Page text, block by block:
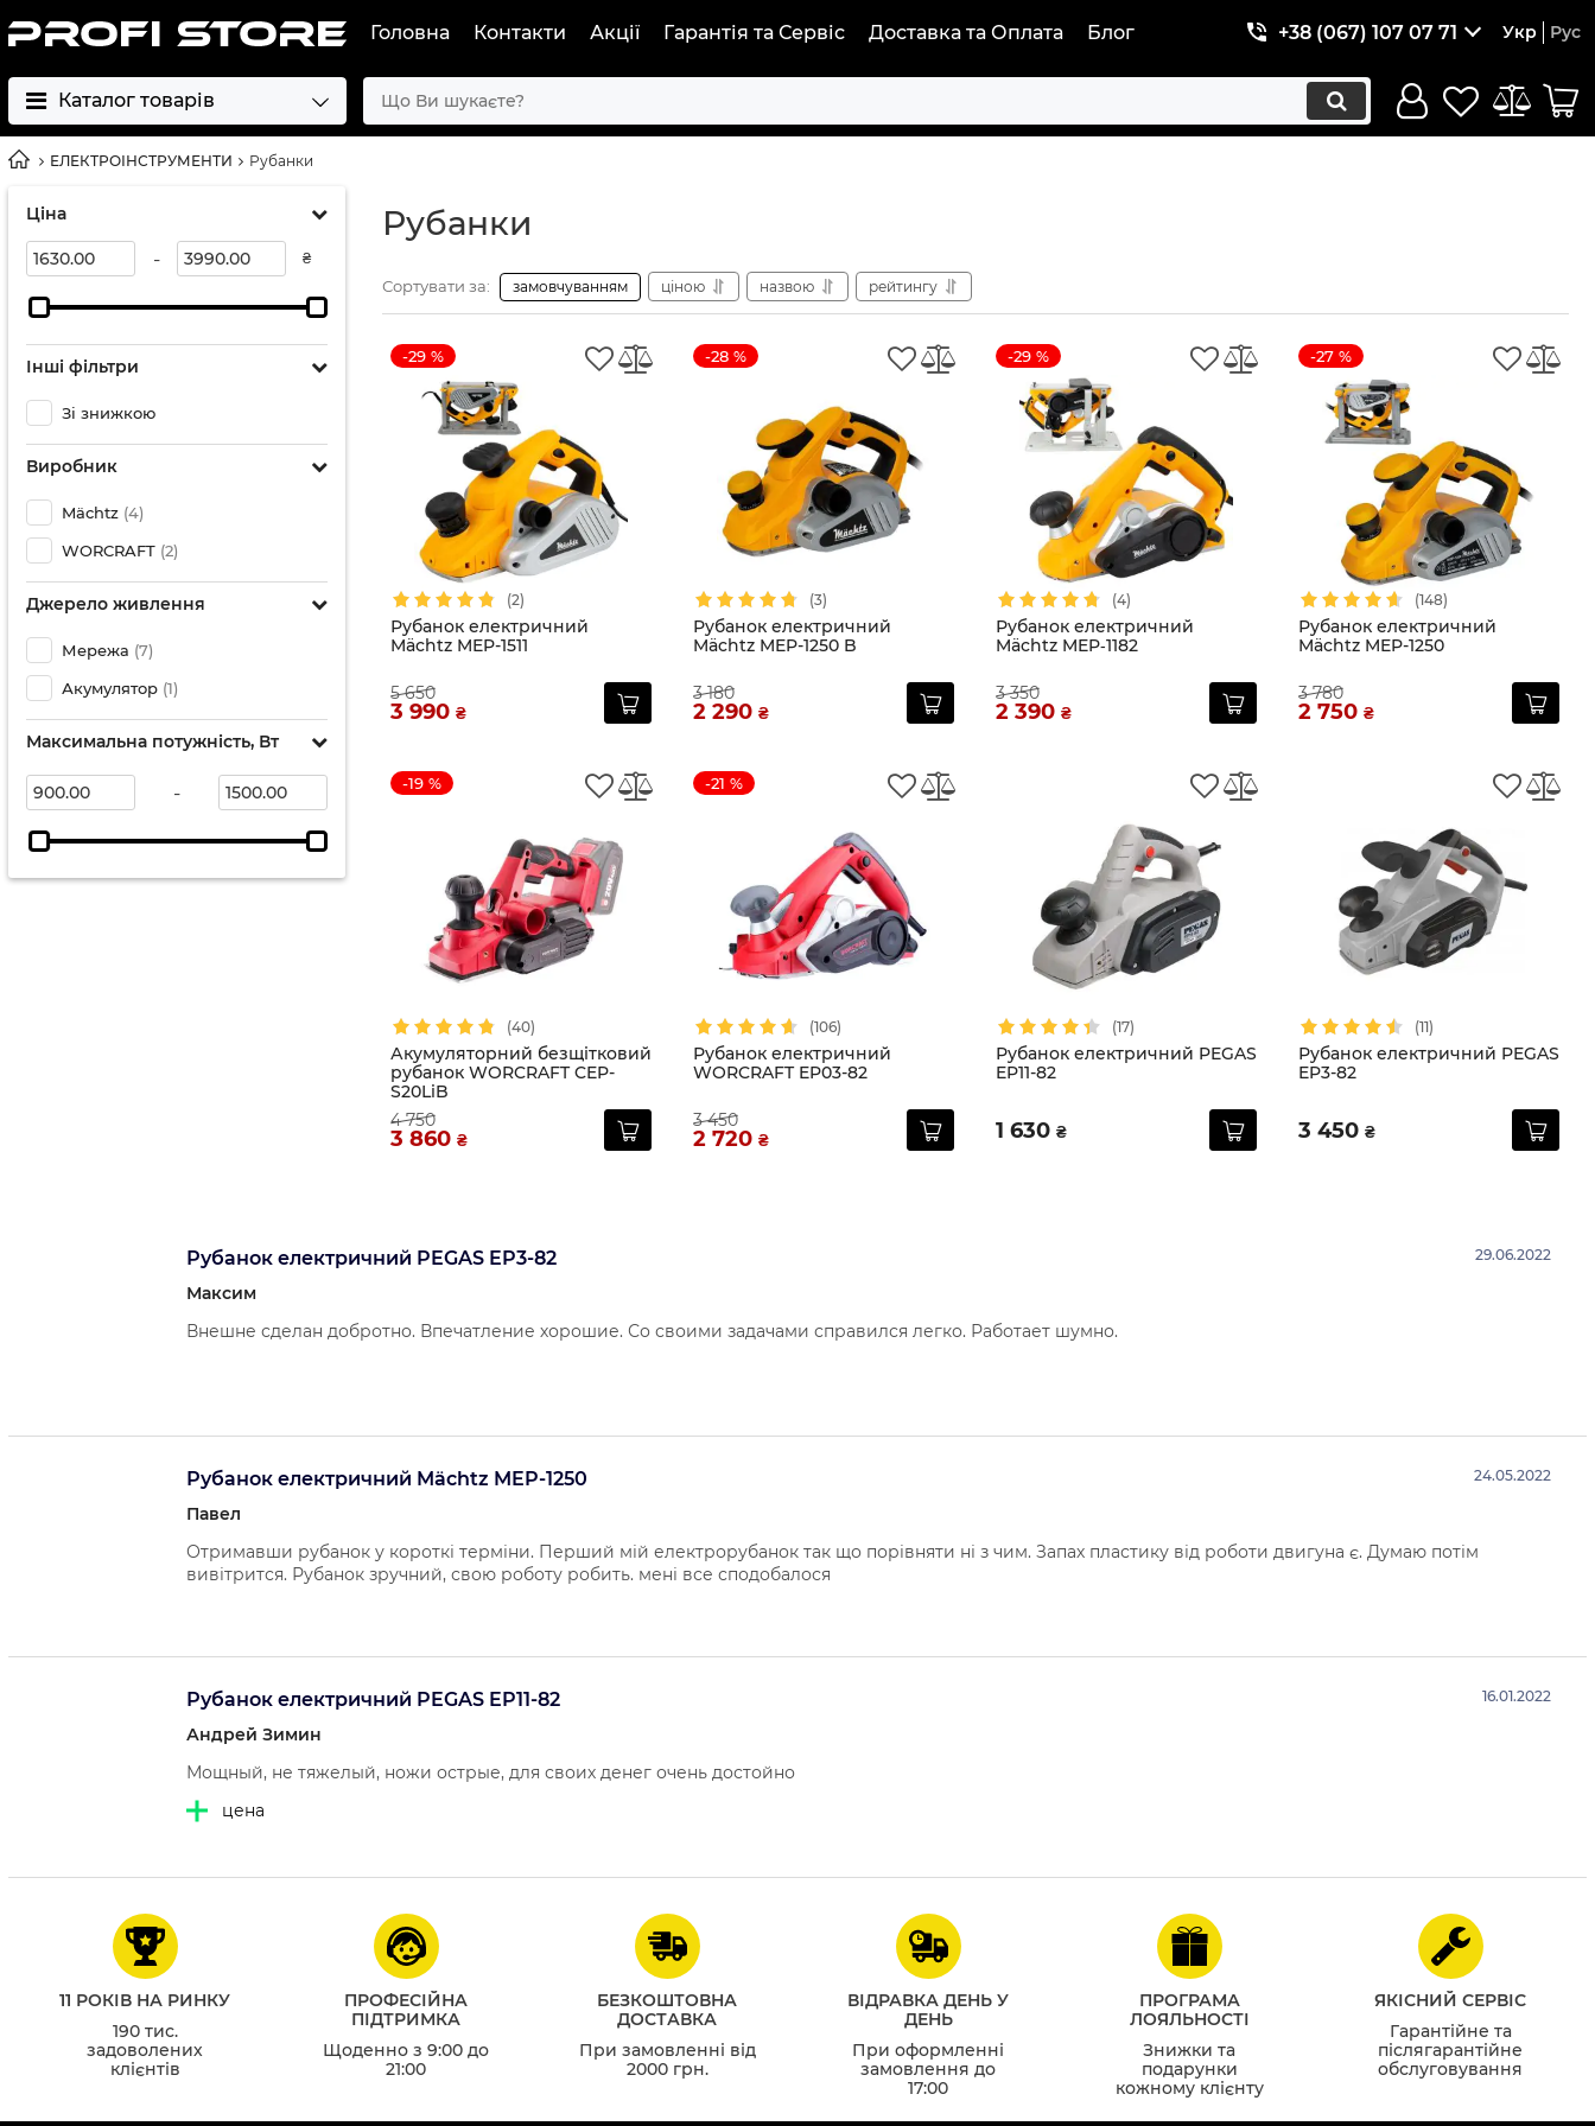
Головна Контакти Акції Гарантія та Сервіс Доставка та Оплата Блог +38 (067) 107 07 71 Укр Рус
Каталог товарів
ЕЛЕКТРОІНСТРУМЕНТИ Рубанки
Ціна
- ₴
Інші фільтри
Зі знижкою
Виробник
Mächtz (4)
WORCRAFT (2)
Джерело живлення
Мережа (7)
Акумулятор (1)
Максимальна потужність, Вт
-
Рубанки
Сортувати за: замовчуванням ціною назвою рейтингу
-29 %
(2)
Рубанок електричний
Mächtz MEP-1511
5 650
3 990 ₴
-28 %
(3)
Рубанок електричний
Mächtz MEP-1250 B
3 180
2 290 ₴
-29 %
(4)
Рубанок електричний
Mächtz MEP‑1182
3 350
2 390 ₴
-27 %
(148)
Рубанок електричний
Mächtz MEP-1250
3 780
2 750 ₴
-19 %
(40)
Акумуляторний безщітковий
рубанок WORCRAFT CEP-
S20LiB
4 750
3 860 ₴
-21 %
(106)
Рубанок електричний
WORCRAFT EP03-82
3 450
2 720 ₴
(17)
Рубанок електричний PEGAS
EP11-82
1 630 ₴
(11)
Рубанок електричний PEGAS
EP3-82
3 450 ₴
Рубанок електричний PEGAS EP3-82
Максим
29.06.2022
Внешне сделан добротно. Впечатление хорошие. Со своими задачами справился легко. Работает шумно.
Рубанок електричний Mächtz MEP-1250
Павел
24.05.2022
Отримавши рубанок у короткі терміни. Перший мій електрорубанок так що порівняти ні з чим. Запах пластику від роботи двигуна є. Думаю потім
вивітрится. Рубанок зручний, свою роботу робить. мені все сподобалося
Рубанок електричний PEGAS EP11-82
Андрей Зимин
16.01.2022
Мощный, не тяжелый, ножи острые, для своих денег очень достойно
цена
11 РОКІВ НА РИНКУ
190 тис.
задоволених
клієнтів
ПРОФЕСІЙНА
ПІДТРИМКА
Щоденно з 9:00 до
21:00
БЕЗКОШТОВНА
ДОСТАВКА
При замовленні від
2000 грн.
ВІДРАВКА ДЕНЬ У
ДЕНЬ
При оформленні
замовлення до
17:00
ПРОГРАМА
ЛОЯЛЬНОСТІ
Знижки та
подарунки
кожному клієнту
ЯКІСНИЙ СЕРВІС
Гарантійне та
післягарантійне
обслуговування